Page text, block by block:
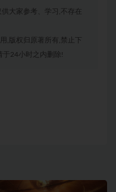
大家参考、学习,不存在
,版权归原著所有,禁止下
于24小时之内删除!